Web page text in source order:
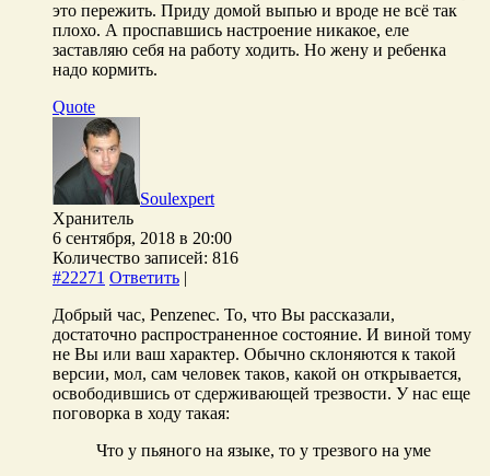
это пережить. Приду домой выпью и вроде не всё так
плохо. А проспавшись настроение никакое, еле
заставляю себя на работу ходить. Но жену и ребенка
надо кормить.
Quote
Soulexpert
Хранитель
6 сентября, 2018 в 20:00
Количество записей: 816
#22271 Ответить |
Добрый час, Penzenec. То, что Вы рассказали,
достаточно распространенное состояние. И виной тому
не Вы или ваш характер. Обычно склоняются к такой
версии, мол, сам человек таков, какой он открывается,
освободившись от сдерживающей трезвости. У нас еще
поговорка в ходу такая:
Что у пьяного на языке, то у трезвого на уме